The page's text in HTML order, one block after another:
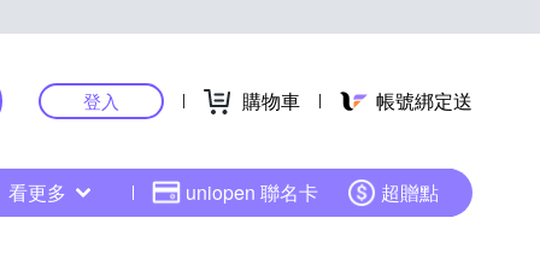
登入 購物車 帳號綁定送
看更多 uniopen 聯名卡 超贈點